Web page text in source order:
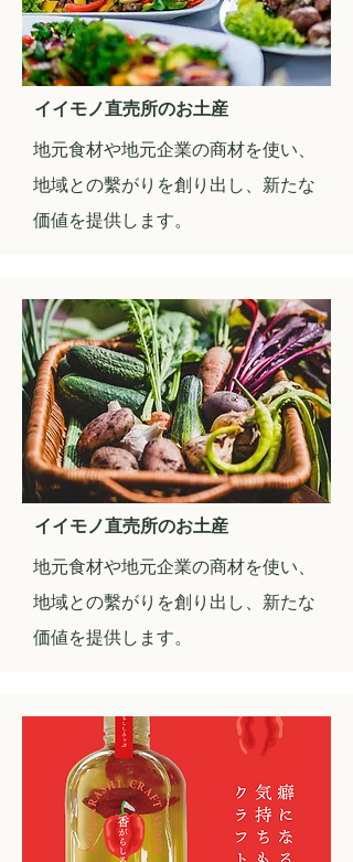
イイモノ直売所のお土産
​地元食材や地元企業の商材を使い、
地域との繫がりを創り出し、新たな
価値を提供します。
イイモノ直売所のお土産
​地元食材や地元企業の商材を使い、
地域との繫がりを創り出し、新たな
価値を提供します。